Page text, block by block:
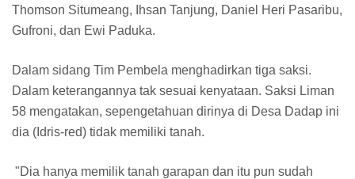
Thomson Situmeang, Ihsan Tanjung, Daniel Heri Pasaribu,
Gufroni, dan Ewi Paduka.
Dalam sidang Tim Pembela menghadirkan tiga saksi.
Dalam keterangannya tak sesuai kenyataan. Saksi Liman
58 mengatakan, sepengetahuan dirinya di Desa Dadap ini
dia (Idris-red) tidak memiliki tanah.
"Dia hanya memilik tanah garapan dan itu pun sudah